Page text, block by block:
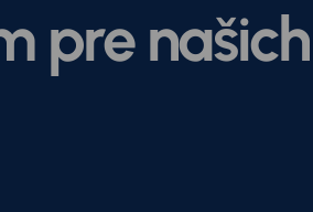
pre našich